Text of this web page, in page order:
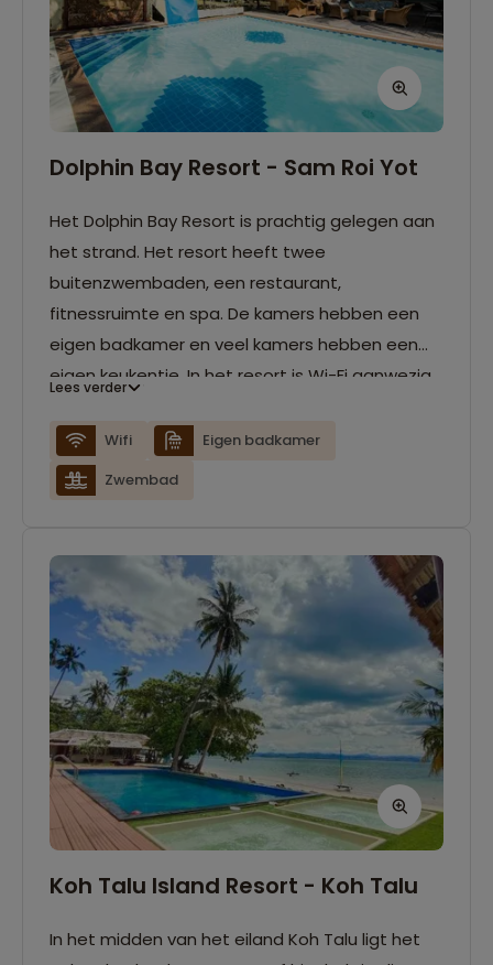
Dolphin Bay Resort - Sam Roi Yot
Het Dolphin Bay Resort is prachtig gelegen aan
het strand. Het resort heeft twee
buitenzwembaden, een restaurant,
fitnessruimte en spa. De kamers hebben een
eigen badkamer en veel kamers hebben een
eigen keukentje. In het resort is Wi-Fi aanwezig.
ligbedden op het terras of het strand.
Lees verder
Wifi
Eigen badkamer
Zwembad
Koh Talu Island Resort - Koh Talu
In het midden van het eiland Koh Talu ligt het